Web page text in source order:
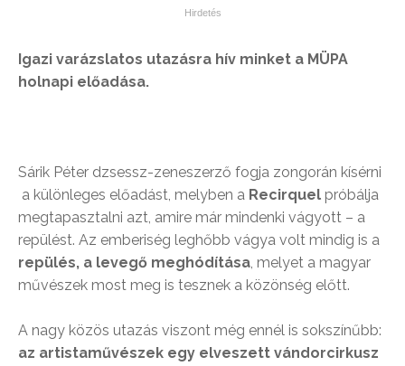
Igazi varázslatos utazásra hív minket a MÜPA
holnapi előadása.
Sárik Péter dzsessz-zeneszerző fogja zongorán kísérni
a különleges előadást, melyben a Recirquel próbálja
megtapasztalni azt, amire már mindenki vágyott – a
repülést. Az emberiség leghőbb vágya volt mindig is a
repülés, a levegő meghódítása, melyet a magyar
művészek most meg is tesznek a közönség előtt.
A nagy közös utazás viszont még ennél is sokszínűbb:
az artistaművészek egy elveszett vándorcirkusz